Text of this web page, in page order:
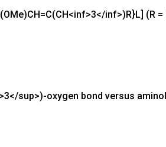
inf>)R}L] (R
sup>)-oxygen bond versus